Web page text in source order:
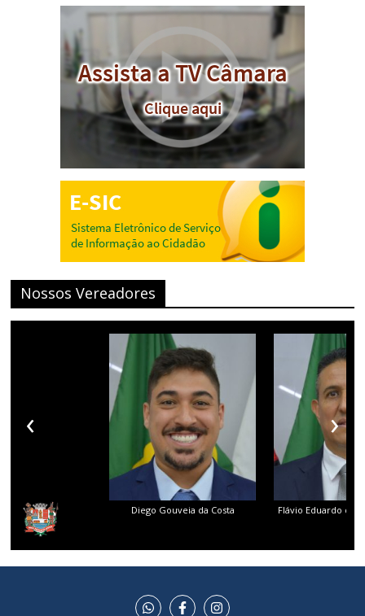
Nossos Vereadores
Diego Gouveia da Costa Flávio Eduardo dos
‹ ›